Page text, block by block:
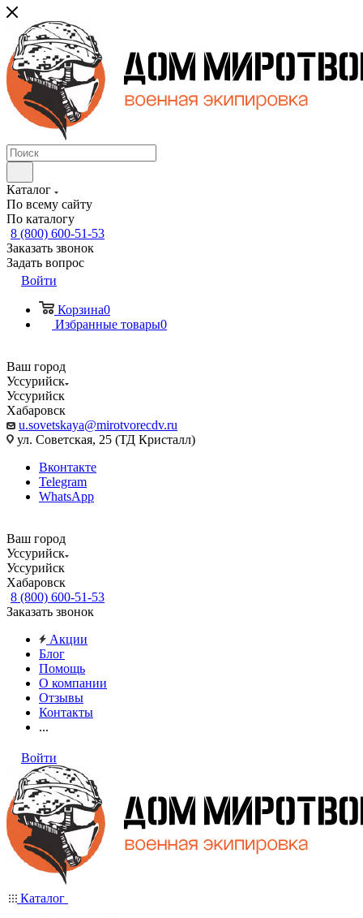
Каталог
По всему сайту
По каталогу
8 (800) 600-51-53
Заказать звонок
Задать вопрос
Войти
Корзина0
Избранные товары0
Ваш город
Уссурийск
Уссурийск
Хабаровск
u.sovetskaya@mirotvorecdv.ru
ул. Советская, 25 (ТД Кристалл)
Вконтакте
Telegram
WhatsApp
Ваш город
Уссурийск
Уссурийск
Хабаровск
8 (800) 600-51-53
Заказать звонок
Акции
Блог
Помощь
О компании
Отзывы
Контакты
...
Войти
Каталог